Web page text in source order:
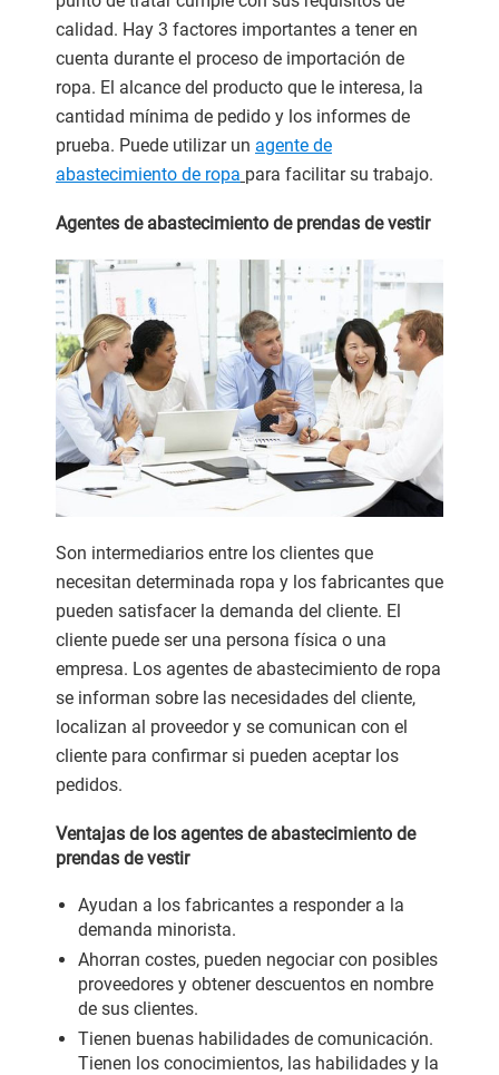
calidad. Hay 3 factores importantes a tener en
cuenta durante el proceso de importación de
ropa. El alcance del producto que le interesa, la
cantidad mínima de pedido y los informes de
prueba. Puede utilizar un agente de
abastecimiento de ropa para facilitar su trabajo.
Agentes de abastecimiento de prendas de vestir
Son intermediarios entre los clientes que
necesitan determinada ropa y los fabricantes que
pueden satisfacer la demanda del cliente. El
cliente puede ser una persona física o una
empresa. Los agentes de abastecimiento de ropa
se informan sobre las necesidades del cliente,
localizan al proveedor y se comunican con el
cliente para confirmar si pueden aceptar los
pedidos.
Ventajas de los agentes de abastecimiento de
prendas de vestir
Ayudan a los fabricantes a responder a la
demanda minorista.
Ahorran costes, pueden negociar con posibles
proveedores y obtener descuentos en nombre
de sus clientes.
Tienen buenas habilidades de comunicación.
Tienen los conocimientos, las habilidades y la